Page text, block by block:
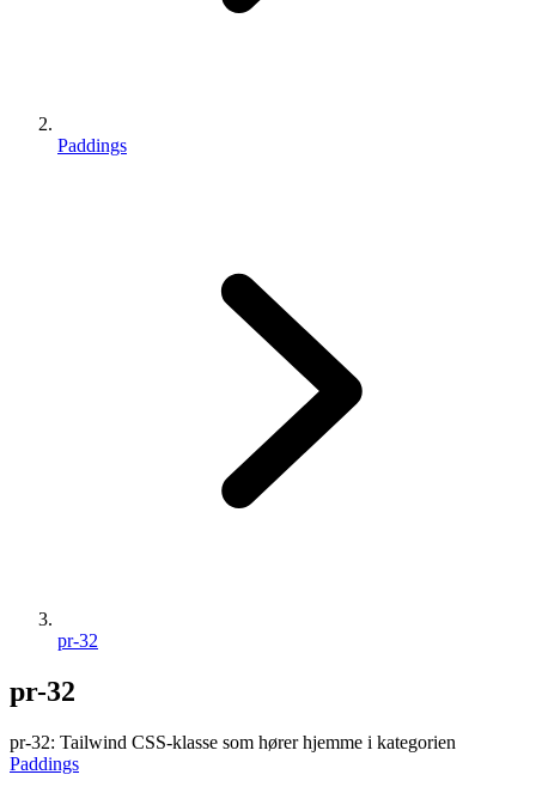
Paddings
pr-32
pr-32
pr-32: Tailwind CSS-klasse som hører hjemme i kategorien
Paddings